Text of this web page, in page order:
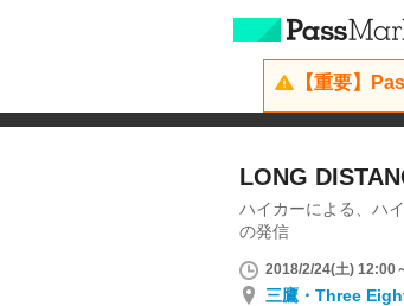
【重要】
LONG
ハイカーによる、ハ
の発信
2018/2/24(土) 12:00
三鷹・Three